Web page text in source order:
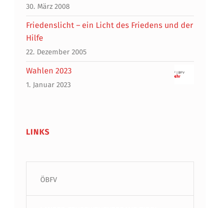
30. März 2008
Friedenslicht – ein Licht des Friedens und der
Hilfe
22. Dezember 2005
Wahlen 2023
1. Januar 2023
LINKS
ÖBFV